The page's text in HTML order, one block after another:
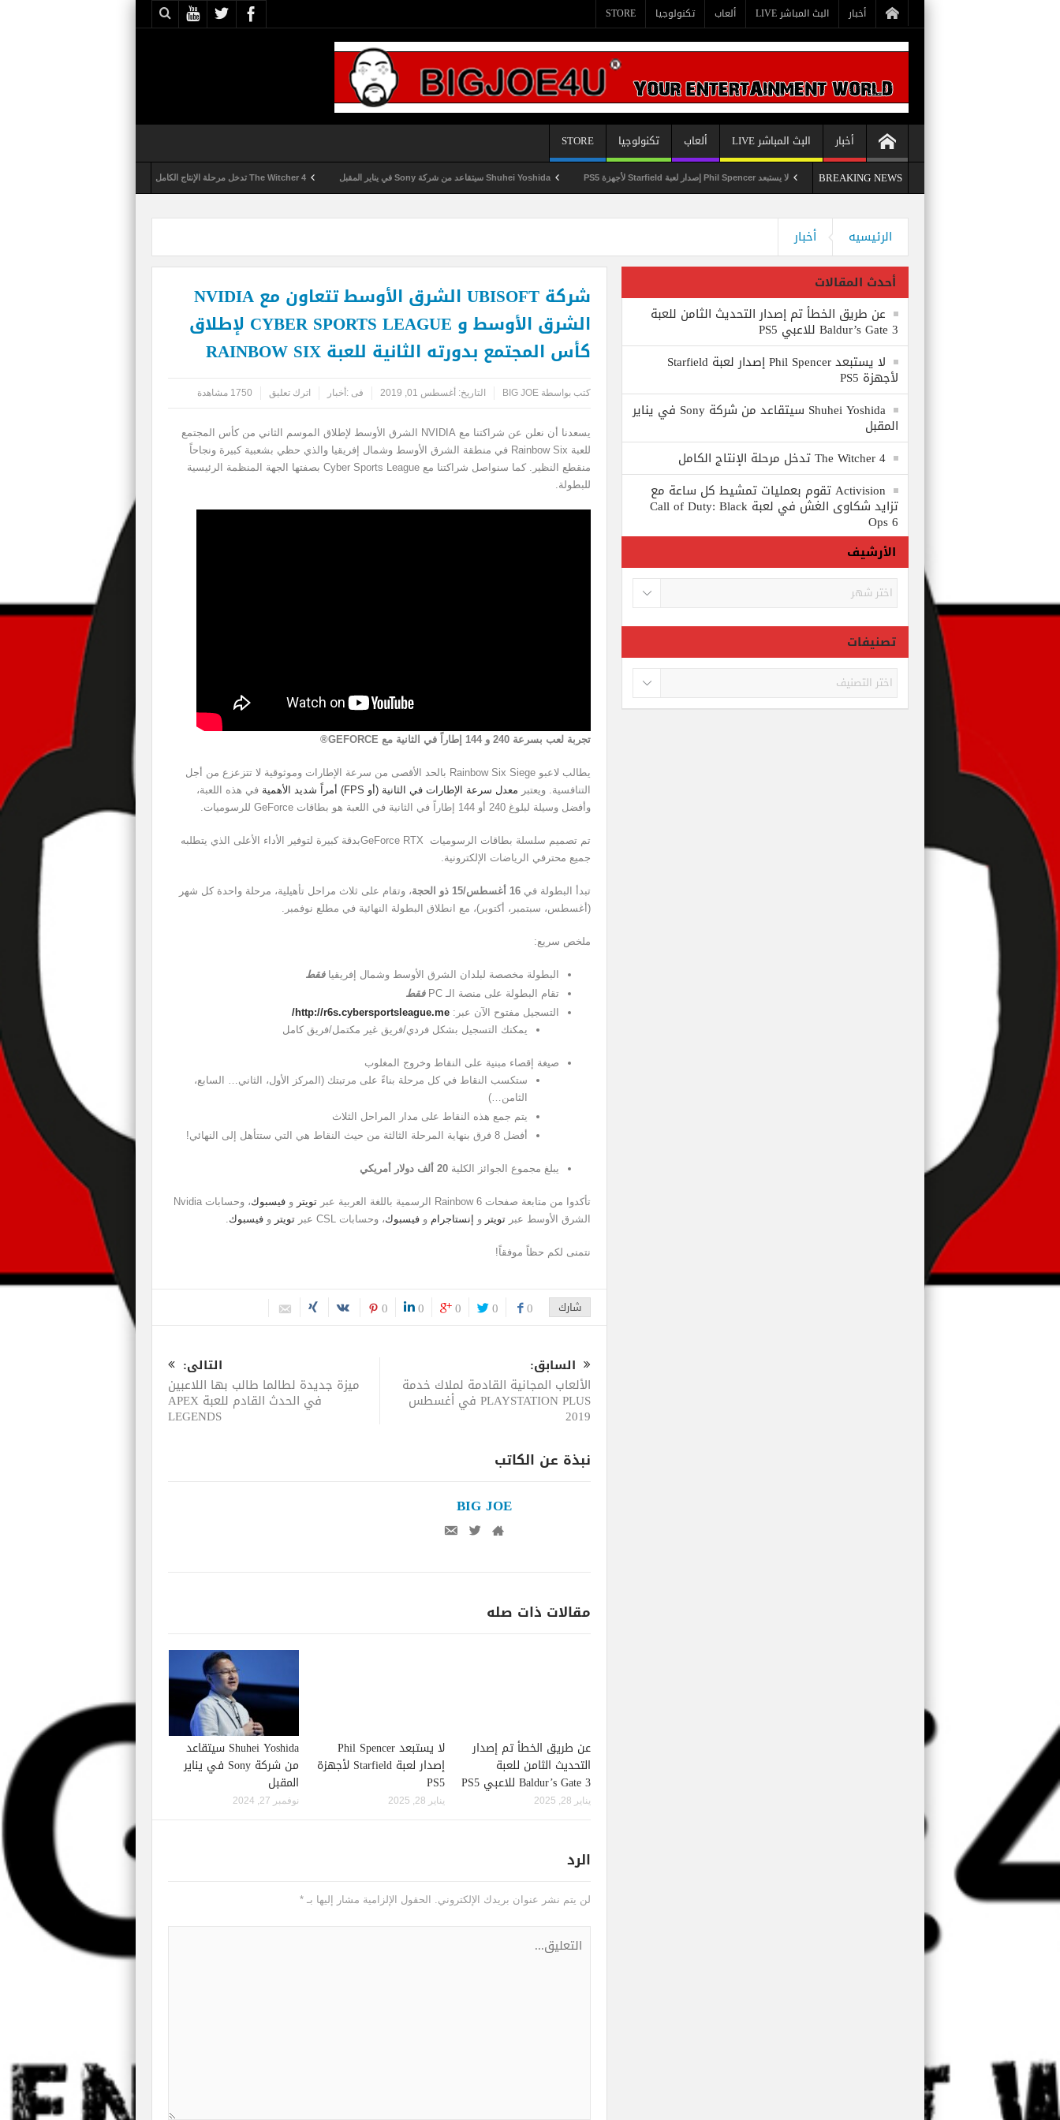
أخبار البث المباشر LIVE ألعاب تكنولوجيا STORE
أخبار البث المباشر LIVE ألعاب تكنولوجيا
STORE
BREAKING NEWSلا يستبعد Phil Spencer إصدار لعبة Starfield لأجهزة PS5 Shuhei Yoshida سيتقاعد من شركة Sony في يناير المقبل The Witcher 4 تدخل مرحلة الإنتاج الكامل Activision تقوم بعمليات تمشيط كل ساعة مع تزايد شكاوى الغش في لعبة Call of Duty: Black Ops 6
الرئيسيه أخبار
شركة UBISOFT الشرق الأوسط تتعاون مع NVIDIA
الشرق الأوسط و CYBER SPORTS LEAGUE لإطلاق
كأس المجتمع بدورته الثانية للعبة RAINBOW SIX
كتب بواسطة BIG JOE التاريخ: أغسطس 01, 2019 فى : أخبار اترك تعليق 1750 مشاهدة
يسعدنا أن نعلن عن شراكتنا مع NVIDIA الشرق الأوسط لإطلاق الموسم الثاني من كأس المجتمع
للعبة Rainbow Six في منطقة الشرق الأوسط وشمال إفريقيا والذي حظي بشعبية كبيرة ونجاحاً
منقطع النظير. كما سنواصل شراكتنا مع Cyber Sports League بصفتها الجهة المنظمة الرئيسية
للبطولة.
تجربة لعب بسرعة 240 و 144 إطاراً في الثانية مع GEFORCE®
يطالب لاعبو Rainbow Six Siege بالحد الأقصى من سرعة الإطارات وموثوقية لا تتزعزع من أجل
التنافسية. ويعتبر معدل سرعة الإطارات في الثانية (أو FPS) أمراً شديد الأهمية
في هذه اللعبة،
وأفضل وسيلة لبلوغ 240 أو 144 إطاراً في الثانية في اللعبة هو بطاقات GeForce للرسوميات.
تم تصميم سلسلة بطاقات الرسوميات GeForce RTXبدقة كبيرة لتوفير الأداء الأعلى الذي يتطلبه
جميع محترفي الرياضات الإلكترونية.
تبدأ البطولة في 16 أغسطس/15 ذو الحجة
، وتقام على ثلاث مراحل تأهيلية، مرحلة واحدة كل شهر
(أغسطس، سبتمبر، أكتوبر)، مع انطلاق البطولة النهائية في مطلع نوفمبر.
ملخص سريع:
البطولة مخصصة لبلدان الشرق الأوسط وشمال إفريقيافقط
تقام البطولة على منصة الـ PC
فقط
التسجيل مفتوح الآن عبر: http://r6s.cybersportsleague.me/
يمكنك التسجيل بشكل فردي/فريق غير مكتمل/فريق كامل
صيغة إقصاء مبنية على النقاط وخروج المغلوب
ستكسب النقاط في كل مرحلة بناءً على مرتبتك (المركز الأول، الثاني… السابع،
الثامن…)
يتم جمع هذه النقاط على مدار المراحل الثلاث
أفضل 8 فرق بنهاية المرحلة الثالثة من حيث النقاط هي التي ستتأهل إلى النهائي!
يبلغ مجموع الجوائز الكلية
تأكدوا من متابعة صفحات Rainbow 6 الرسمية باللغة العربية عبر تويتر و فيسبوك
، وحسابات Nvidia
الشرق الأوسط عبر تويتر و إنستاجرام و فيسبوك، وحسابات CSL عبر تويتر و فيسبوك.
نتمنى لكم حظاً موفقاً!
شارك 0
0
0
0
0
السابق:
الألعاب المجانية القادمة لملاك خدمة
PLAYSTATION PLUS في أغسطس
2019
التالى:
ميزة جديدة لطالما طالب بها اللاعبين
في الحدث القادم للعبة APEX
LEGENDS
نبذة عن الكاتب
BIG JOE
مقالات ذات صله
عن طريق الخطأ تم إصدار
التحديث الثامن للعبة
Baldur’s Gate 3 للاعبي PS5
يناير 28, 2025
لا يستبعد Phil Spencer
إصدار لعبة Starfield لأجهزة
PS5
يناير 28, 2025
Shuhei Yoshida سيتقاعد
من شركة Sony في يناير
المقبل
نوفمبر 27, 2024
الرد
لن يتم نشر عنوان بريدك الإلكتروني. الحقول الإلزامية مشار إليها بـ *
أحدث المقالات
عن طريق الخطأ تم إصدار التحديث الثامن للعبة
Baldur’s Gate 3 للاعبي PS5
لا يستبعد Phil Spencer إصدار لعبة Starfield
لأجهزة PS5
Shuhei Yoshida سيتقاعد من شركة Sony في يناير
المقبل
The Witcher 4 تدخل مرحلة الإنتاج الكامل
Activision تقوم بعمليات تمشيط كل ساعة مع
تزايد شكاوى الغش في لعبة Call of Duty: Black
Ops 6
الأرشيف
الأرشيف
تصنيفات
تصنيفات